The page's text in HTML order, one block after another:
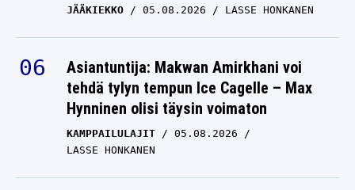
JÄÄKIEKKO 05.08.2026 LASSE HONKANEN
Asiantuntija: Makwan Amirkhani voi
tehdä tylyn tempun Ice Cagelle – Max
Hynninen olisi täysin voimaton
KAMPPAILULAJIT
05.08.2026
LASSE HONKANEN